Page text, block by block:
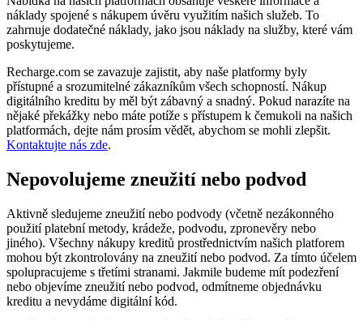
náklady spojené s nákupem úvěru využitím našich služeb. To
zahrnuje dodatečné náklady, jako jsou náklady na služby, které vám
poskytujeme.
Recharge.com se zavazuje zajistit, aby naše platformy byly
přístupné a srozumitelné zákazníkům všech schopností. Nákup
digitálního kreditu by měl být zábavný a snadný. Pokud narazíte na
nějaké překážky nebo máte potíže s přístupem k čemukoli na našich
platformách, dejte nám prosím vědět, abychom se mohli zlepšit.
Kontaktujte nás zde.
Nepovolujeme zneužití nebo podvod
Aktivně sledujeme zneužití nebo podvody (včetně nezákonného
použití platební metody, krádeže, podvodu, zpronevěry nebo
jiného). Všechny nákupy kreditů prostřednictvím našich platforem
mohou být zkontrolovány na zneužití nebo podvod. Za tímto účelem
spolupracujeme s třetími stranami. Jakmile budeme mít podezření
nebo objevíme zneužití nebo podvod, odmítneme objednávku
kreditu a nevydáme digitální kód.